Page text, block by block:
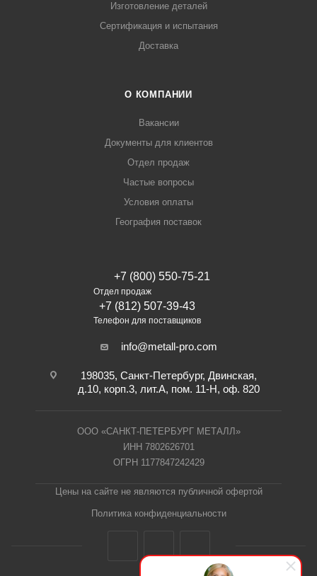
Изготовление деталей
Сертификация и испытания
Доставка
О КОМПАНИИ
Вакансии
Документы для клиентов
Отдел продаж
Частые вопросы
Условия оплаты
География поставок
+7 (800) 550-75-21
Отдел продаж
+7 (812) 507-39-43
Телефон для поставщиков
info@metall-pro.com
198035, Санкт-Петербург, Двинская,
д.10, корп.3, лит.А, пом. 11-Н, оф. 820
ООО «САНКТ-ПЕТЕРБУРГ МЕТАЛЛ»
ИНН 7802626701
ОГРН 1177847242429
Цены на сайте не являются публичной офертой
Политика конфиденциальности